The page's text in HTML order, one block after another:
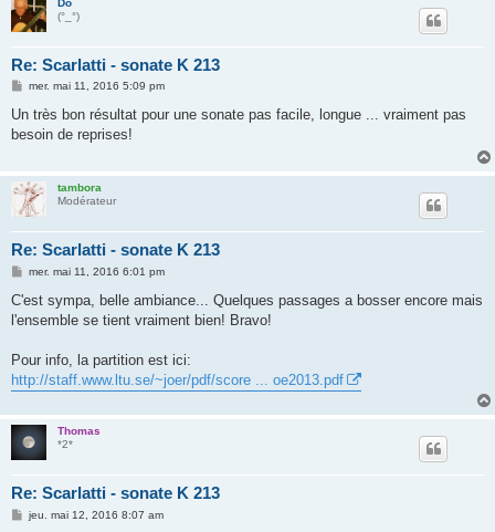
Do
(°_°)
Re: Scarlatti - sonate K 213
M
s
a
mer. mai 11, 2016 5:09 pm
Un très bon résultat pour une sonate pas facile, longue ... vraiment pas
besoin de reprises!
tambora
Modérateur
Re: Scarlatti - sonate K 213
M
s
a
mer. mai 11, 2016 6:01 pm
C'est sympa, belle ambiance... Quelques passages a bosser encore mais
l'ensemble se tient vraiment bien! Bravo!
Pour info, la partition est ici:
http://staff.www.ltu.se/~joer/pdf/score ... oe2013.pdf
Thomas
*2*
Re: Scarlatti - sonate K 213
Mjeu. mai 12, 2016 8:07 am